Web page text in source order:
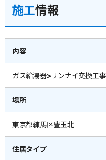
施工情報
内容
ガス給湯器>リンナイ交換工事
場所
東京都練馬区豊玉北
住居タイプ